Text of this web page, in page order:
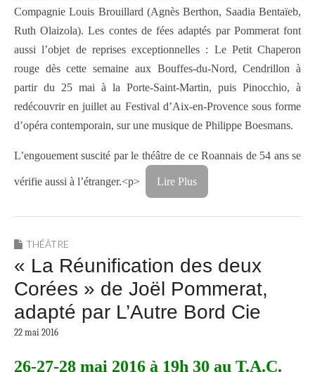
Compagnie Louis Brouillard (Agnès Berthon, Saadia Bentaïeb,
Ruth Olaizola). Les contes de fées adaptés par Pommerat font
aussi l’objet de reprises exceptionnelles : Le Petit Chaperon
rouge dès cette semaine aux Bouffes-du-Nord, Cendrillon à
partir du 25 mai à la Porte-Saint-Martin, puis Pinocchio, à
redécouvrir en juillet au Festival d’Aix-en-Provence sous forme
d’opéra contemporain, sur une musique de Philippe Boesmans.
L’engouement suscité par le théâtre de ce Roannais de 54 ans se
vérifie aussi à l’étranger.<p> Lire Plus
THÉÂTRE
« La Réunification des deux
Corées » de Joël Pommerat,
adapté par L’Autre Bord Cie
22 mai 2016
26-27-28 mai 2016 à 19h 30 au T.A.C.